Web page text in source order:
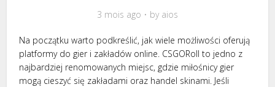
3 mois ago by aios
Na początku warto podkreślić, jak wiele możliwości oferują
platformy do gier i zakładów online. CSGORoll to jedno z
najbardziej renomowanych miejsc, gdzie miłośnicy gier
mogą cieszyć się zakładami oraz handel skinami. Jeśli